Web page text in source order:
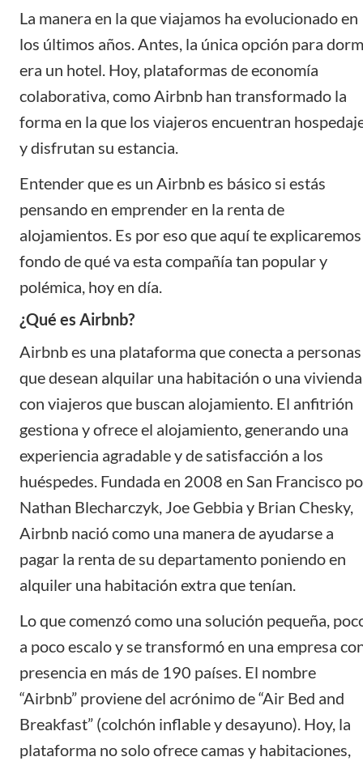
La manera en la que viajamos ha evolucionado en
los últimos años. Antes, la única opción para
era un hotel. Hoy, plataformas de economía
colaborativa, como Airbnb han transformado la
forma en la que los viajeros encuentran
y disfrutan su estancia.
Entender que es un Airbnb es básico si estás
pensando en emprender en la renta de
alojamientos. Es por eso que aquí te
fondo de qué va esta compañía tan popular y
polémica, hoy en día.
¿Qué es Airbnb?
Airbnbes una plataforma que conecta a personas
que desean alquilar una habitación o una vivienda
con viajeros que buscan alojamiento. El anfitrión
gestiona y ofrece el alojamiento, generando una
experiencia agradable y de satisfacción a los
huéspedes. Fundada en 2008 en San Francisco
Nathan Blecharczyk, Joe Gebbia y Brian Chesky,
Airbnb nació como una manera de ayudarse a
pagar la renta de su departamento poniendo en
alquiler una habitación extra que tenían.
Lo que comenzó como una solución pequeña,
a poco escalo y se transformó en una empresa
presencia en más de 190 países. El nombre
“Airbnb” proviene del acrónimo de “Air Bed and
Breakfast” (colchón inflable y desayuno). Hoy, la
plataforma no solo ofrece camas y habitaciones,